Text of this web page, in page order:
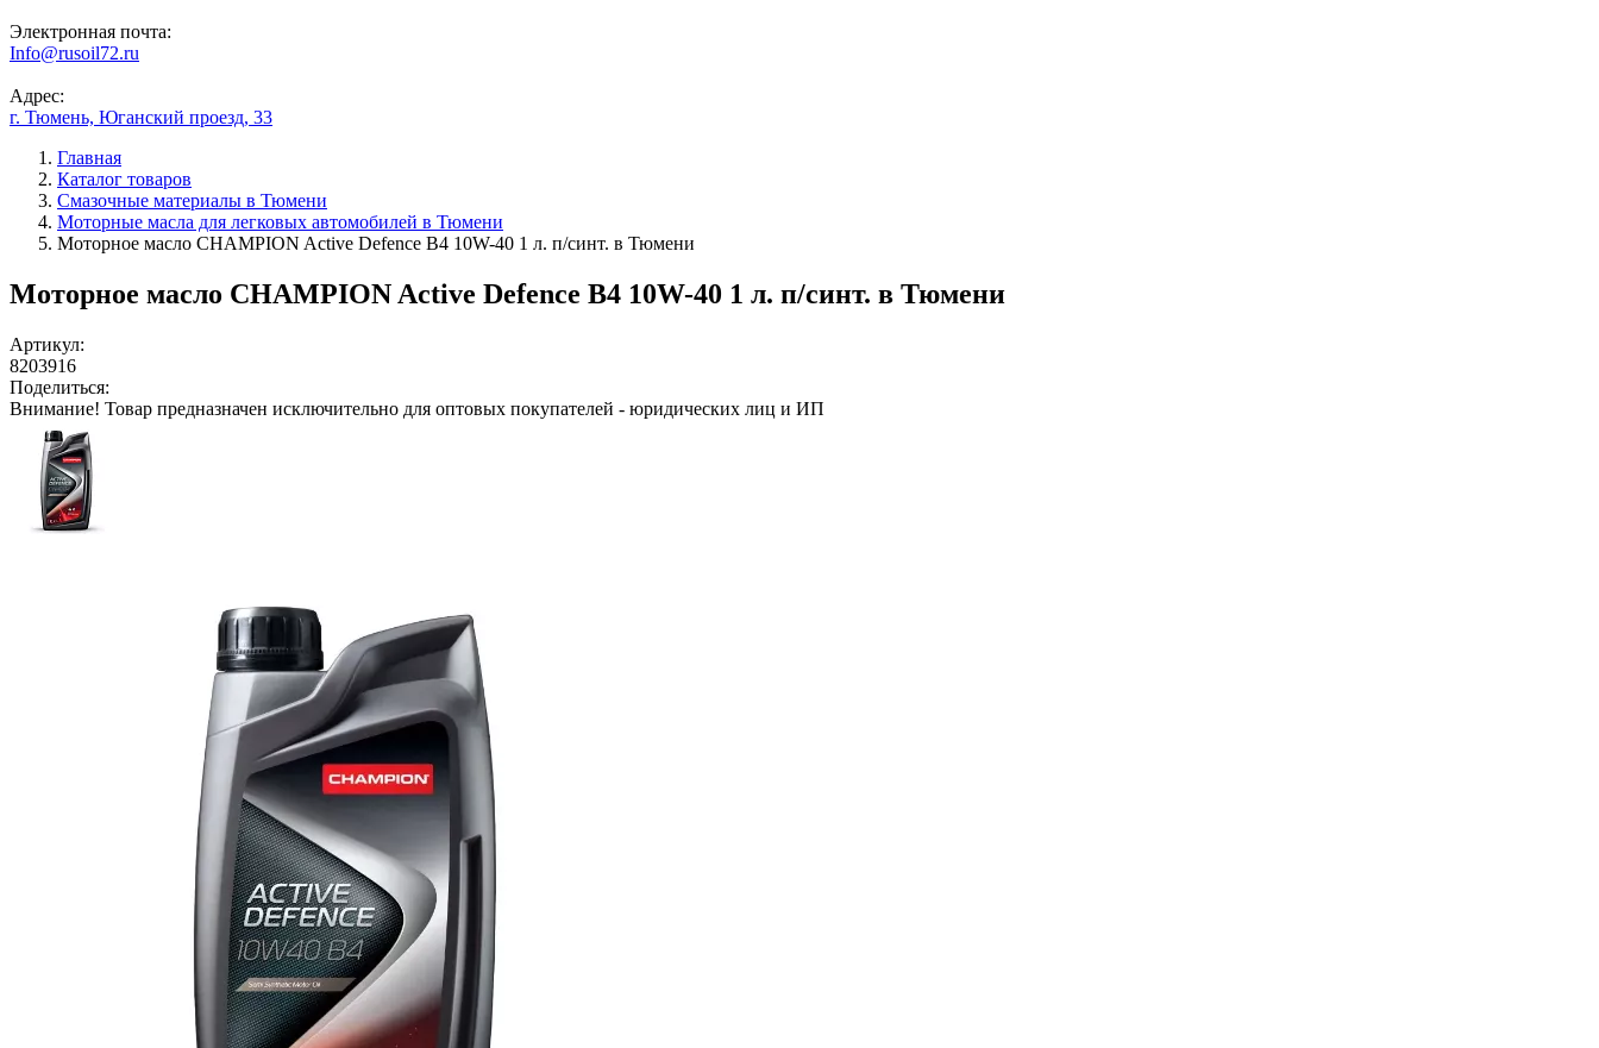
Электронная почта:
Info@rusoil72.ru
Адрес:
г. Тюмень, Юганский проезд, 33
Главная
Каталог товаров
Смазочные материалы в Тюмени
Моторные масла для легковых автомобилей в Тюмени
Моторное масло CHAMPION Active Defence B4 10W-40 1 л. п/синт. в Тюмени
Моторное масло CHAMPION Active Defence B4 10W-40 1 л. п/синт. в Тюмени
Артикул:
8203916
Поделиться:
Внимание! Товар предназначен исключительно для оптовых покупателей - юридических лиц и ИП